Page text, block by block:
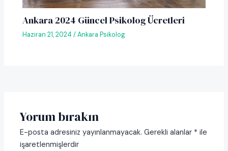
Ankara 2024 Güncel Psikolog Ücretleri
Haziran 21, 2024/Ankara Psikolog
Yorum bırakın
E-posta adresiniz yayınlanmayacak. Gerekli alanlar * ile
işaretlenmişlerdir